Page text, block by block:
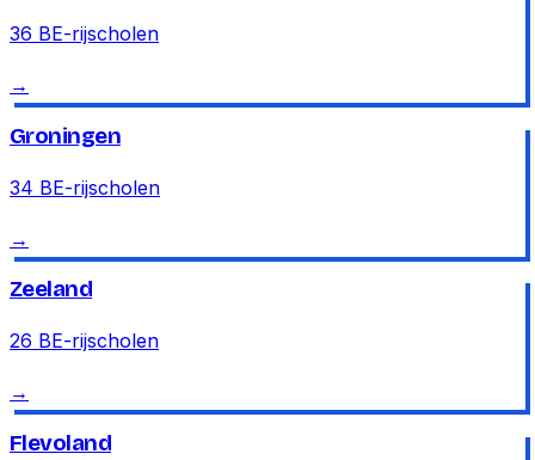
36 BE-rijscholen
→
Groningen
34 BE-rijscholen
→
Zeeland
26 BE-rijscholen
→
Flevoland